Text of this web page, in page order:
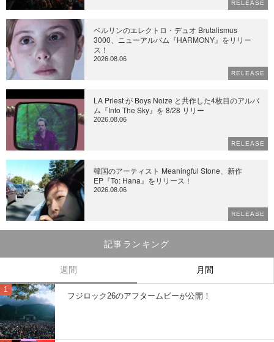
RELEASE
ベルリンのエレクトロ・デュオ Brutalismus
3000、ニューアルバム『HARMONY』をリリー
ス！
2026.08.06
RELEASE
LA Priest が Boys Noize と共作した4枚目のアルバ
ム『Into The Sky』を 8/28 リリー
2026.08.06
RELEASE
韓国のアーティスト Meaningful Stone、新作
EP『To: Hana』をリリース！
2026.08.06
RELEASE
記事ランキング
週間 月間
フジロック26のアフタームビーが公開！